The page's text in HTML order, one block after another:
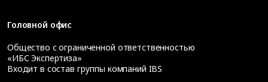
Головной офис
Общество с ограниченной ответственностью
«ИБС Экспертиза»
Входит в состав группы компаний IBS